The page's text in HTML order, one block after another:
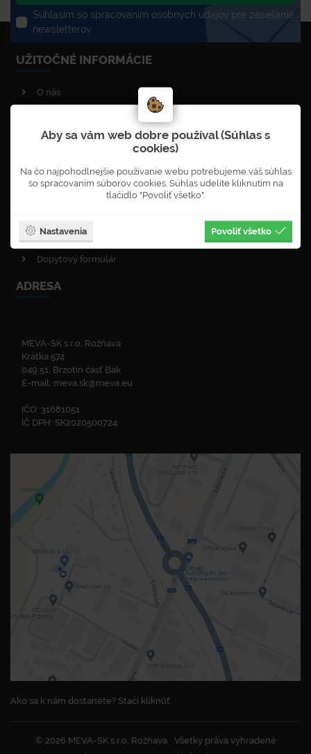
Súhlasím so spracovaním osobných údajov pre zasielanie
newsletterov
UŽITOČNÉ INFORMÁCIE
O nás
Objednávka newsletterů
Obnova lesa
Enviromentálna politika
ISO certifikáty
Zelená linka
Dopytový formulár
ADRESA
MEVA-SK s.r.o. Rožňava
Krátka 574
049 51, Brzotín časť Bak
E-mail: meva.sk@meva.eu
IČO: 31681051
IČ DPH: SK2020500724
Ako sa k nám dostanete? Stačí kliknúť.
© 2026 MEVA-SK s.r.o. Rožňava
Všetky práva vyhradené
Aby sa vám web dobre používal (Súhlas s
cookies)
Na čo najpohodlnejšie používanie webu potrebujeme váš súhlas
so spracovaním súborov cookies. Súhlas udelíte kliknutím na
tlačidlo "Povoliť všetko".
Nastavenia Povoliť všetko